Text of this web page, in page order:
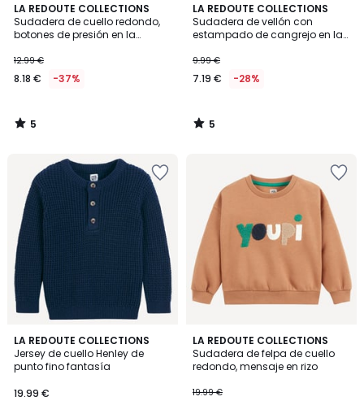
LA REDOUTE COLLECTIONS
Sudadera de cuello redondo,
botones de presión en la
12.99 €
8.18 € -37%
5
/
5
5
/
LA REDOUTE COLLECTIONS
Sudadera de vellón con
estampado de cangrejo en la
9.99 €
7.19 € -28%
5
/
5
5
/
LA REDOUTE COLLECTIONS
Jersey de cuello Henley de
punto fino fantasía
19.99 €
4,3
/ 5
LA REDOUTE COLLECTIONS
Sudadera de felpa de cuello
redondo, mensaje en rizo
19.99 €
5
/
5